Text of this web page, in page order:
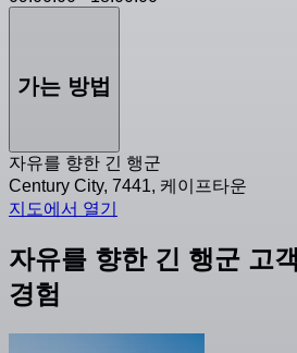
가는 방법
자유를 향한 긴 행군
Century City, 7441, 케이프타운
지도에서 열기
자유를 향한 긴 행군 고
경험